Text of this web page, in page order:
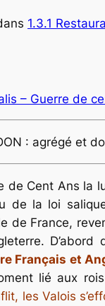
1.3.1
– Guerre de
: agrégé et
de Cent Ans la
de la loi
de France,
D’abord
Français et
lié aux
les Valois